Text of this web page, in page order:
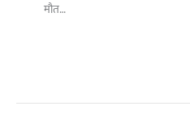
मौत…